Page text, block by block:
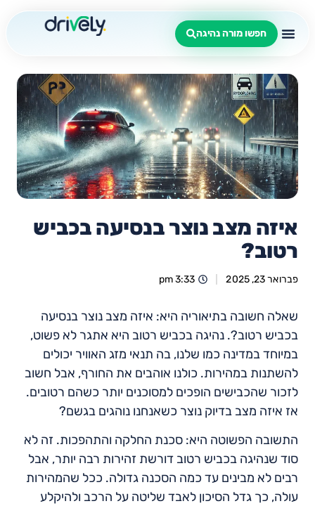
חפשו מורה נהיגה
איזה מצב נוצר בנסיעה בכביש
רטוב?
פברואר 23, 2025 3:33 pm
שאלה חשובה בתיאוריה היא: איזה מצב נוצר בנסיעה
בכביש רטוב?. נהיגה בכביש רטוב היא אתגר לא פשוט,
במיוחד במדינה כמו שלנו, בה תנאי מזג האוויר יכולים
להשתנות במהירות. כולנו אוהבים את החורף, אבל חשוב
לזכור שהכבישים הופכים למסוכנים יותר כשהם רטובים.
אז איזה מצב בדיוק נוצר כשאנחנו נוהגים בגשם?
התשובה הפשוטה היא: סכנת החלקה והתהפכות. זה לא
סוד שנהיגה בכביש רטוב דורשת זהירות רבה יותר, אבל
רבים לא מבינים עד כמה הסכנה גדולה. ככל שהמהירות
עולה, כך גדל הסיכון לאבד שליטה על הרכב ולהיקלע